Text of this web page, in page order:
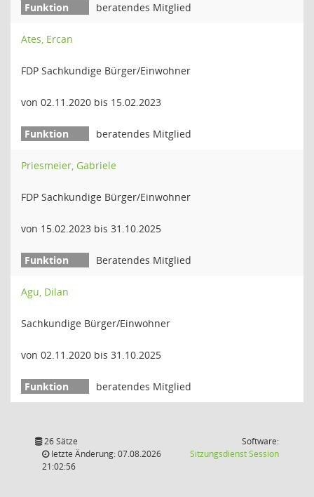
beratendes Mitglied
Ates, Ercan
FDP Sachkundige Bürger/Einwohner
von 02.11.2020 bis 15.02.2023
beratendes Mitglied
Priesmeier, Gabriele
FDP Sachkundige Bürger/Einwohner
von 15.02.2023 bis 31.10.2025
Beratendes Mitglied
Agu, Dilan
Sachkundige Bürger/Einwohner
von 02.11.2020 bis 31.10.2025
beratendes Mitglied
26 Sätze
letzte Änderung: 07.08.2026
21:02:56
Software:
SitzungsdienstSession(Wird in